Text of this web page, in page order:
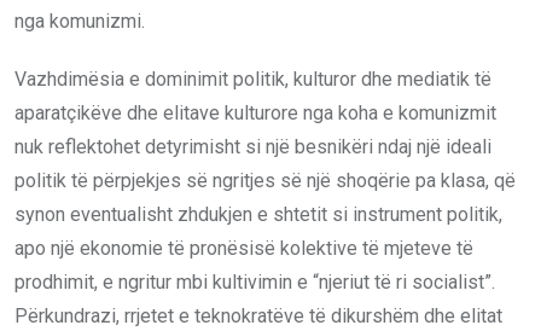
nga komunizmi.
Vazhdimësia e dominimit politik, kulturor dhe mediatik të
aparatçikëve dhe elitave kulturore nga koha e komunizmit
nuk reflektohet detyrimisht si një besnikëri ndaj një ideali
politik të përpjekjes së ngritjes së një shoqërie pa klasa, që
synon eventualisht zhdukjen e shtetit si instrument politik,
apo një ekonomie të pronësisë kolektive të mjeteve të
prodhimit, e ngritur mbi kultivimin e “njeriut të ri socialist”.
Përkundrazi, rrjetet e teknokratëve të dikurshëm dhe elitat